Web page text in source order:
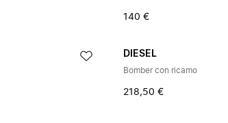
140 €
DIESEL
Bomber con ricamo
218,50 €